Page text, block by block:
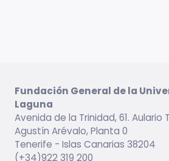
Fundación General de la
Laguna
Avenida de la Trinidad, 61. Aulario
Agustín Arévalo, Planta 0
Tenerife - Islas Canarias 38204
(+34)922 319 200